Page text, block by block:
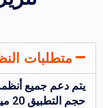
متطلبات
يتم دعم جميع